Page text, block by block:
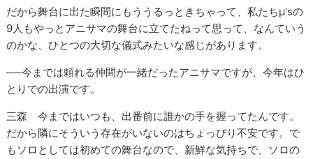
だから舞台に出た瞬間にもううるっときちゃって、私たちμ'sの
9人もやっとアニサマの舞台に立てたねって思って、なんていう
のかな、ひとつの大切な儀式みたいな感じがあります。
──今までは頼れる仲間が一緒だったアニサマですが、今年はひ
とりでの出演です。
三森 今まではいつも、出番前に誰かの手を握ってたんです。
だから隣にそういう存在がいないのはちょっぴり不安です。で
もソロとしては初めての舞台なので、新鮮な気持ちで、ソロの